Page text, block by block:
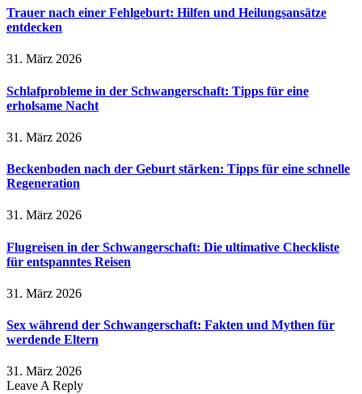
Trauer nach einer Fehlgeburt: Hilfen und Heilungsansätze
entdecken
31. März 2026
Schlafprobleme in der Schwangerschaft: Tipps für eine
erholsame Nacht
31. März 2026
Beckenboden nach der Geburt stärken: Tipps für eine schnelle
Regeneration
31. März 2026
Flugreisen in der Schwangerschaft: Die ultimative Checkliste
für entspanntes Reisen
31. März 2026
Sex während der Schwangerschaft: Fakten und Mythen für
werdende Eltern
31. März 2026
Leave A Reply